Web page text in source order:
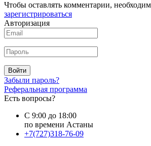
Чтобы оставлять комментарии,
зарегистрироваться
Авторизация
Войти
Забыли пароль?
Реферальная программа
Есть вопросы?
С 9:00 до 18:00
по времени Астаны
+7(727)318-76-09